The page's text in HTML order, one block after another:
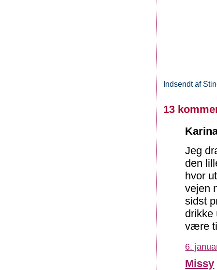
Indsendt af
13
Jeg
den
hvor
vejen
sidst
drikke
være
6.
Missy